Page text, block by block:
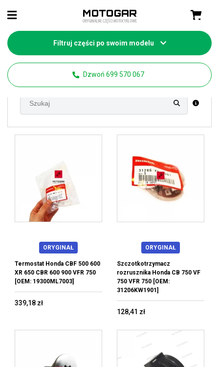
Filtruj części po swoim modelu
Dzwoń 699 570 067
Strona główna Części motocyklowe Honda
ORYGINAŁ
Termostat Honda CBF 500 600
XR 650 CBR 600 900 VFR 750
[OEM: 19300ML7003]
339,18 zł
ORYGINAŁ
Szczotkotrzymacz
rozrusznika Honda CB 750 VF
750 VFR 750 [OEM:
31206KW1901]
128,41 zł